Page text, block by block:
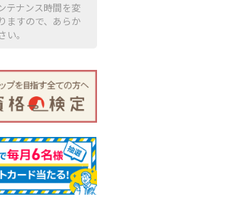
テナンス時間を変
ますので、あらか
い。